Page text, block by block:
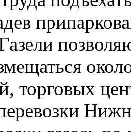
торговых